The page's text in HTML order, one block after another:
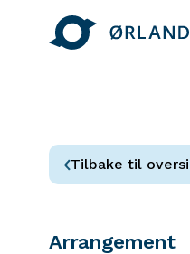
Tilbake til
Arrangement